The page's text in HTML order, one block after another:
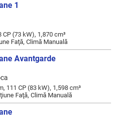
1
CP (73 kW), 1,870 cm³
Faţă, Climă Manuală
Avantgarde
111 CP (83 kW), 1,598 cm³
Faţă, Climă Manuală